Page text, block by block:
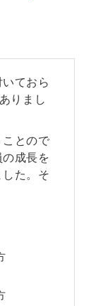
ておら
りまし
とので
成長を
た。そ